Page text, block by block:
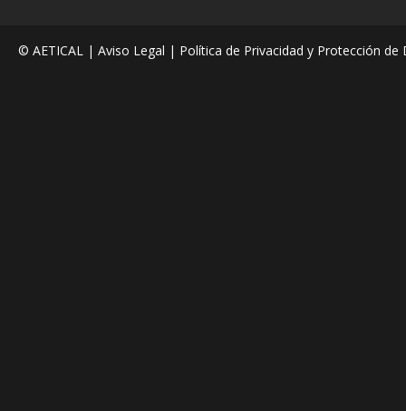
© AETICAL | Aviso Legal | Política de Privacidad y Protección de